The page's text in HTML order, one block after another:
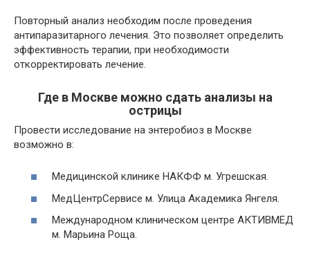
Повторный анализ необходим после проведения
антипаразитарного лечения. Это позволяет определить
эффективность терапии, при необходимости
откорректировать лечение.
Где в Москве можно сдать анализы на
острицы
Провести исследование на энтеробиоз в Москве
возможно в:
Медицинской клинике НАКФФ м. Угрешская.
МедЦентрСервисе м. Улица Академика Янгеля.
Международном клиническом центре АКТИВМЕД
м. Марьина Роща.